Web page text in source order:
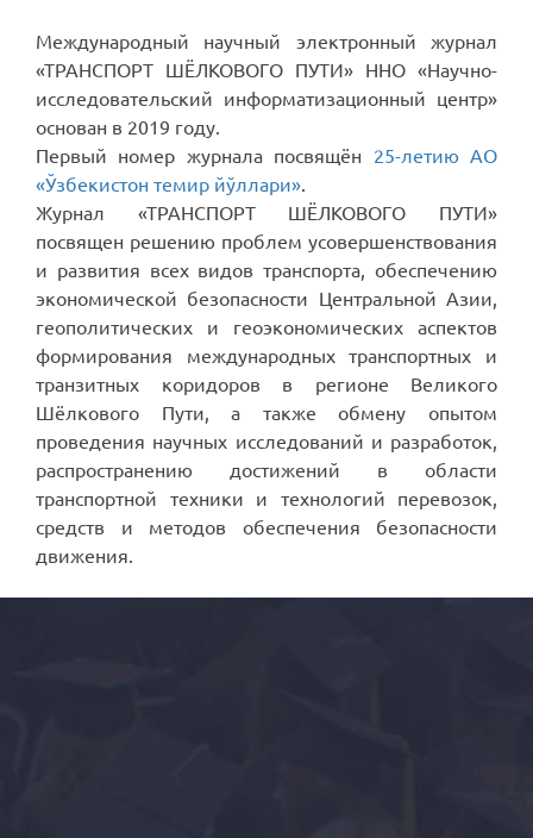
Международный научный электронный журнал
«ТРАНСПОРТ ШЁЛКОВОГО ПУТИ» ННО «Научно-
исследовательский информатизационный центр»
основан в 2019 году.
Первый номер журнала посвящён 25-летию АО
«Ўзбекистон темир йўллари».
Журнал «ТРАНСПОРТ ШЁЛКОВОГО ПУТИ»
посвящен решению проблем усовершенствования
и развития всех видов транспорта, обеспечению
экономической безопасности Центральной Азии,
геополитических и геоэкономических аспектов
формирования международных транспортных и
транзитных коридоров в регионе Великого
Шёлкового Пути, а также обмену опытом
проведения научных исследований и разработок,
распространению достижений в области
транспортной техники и технологий перевозок,
средств и методов обеспечения безопасности
движения.